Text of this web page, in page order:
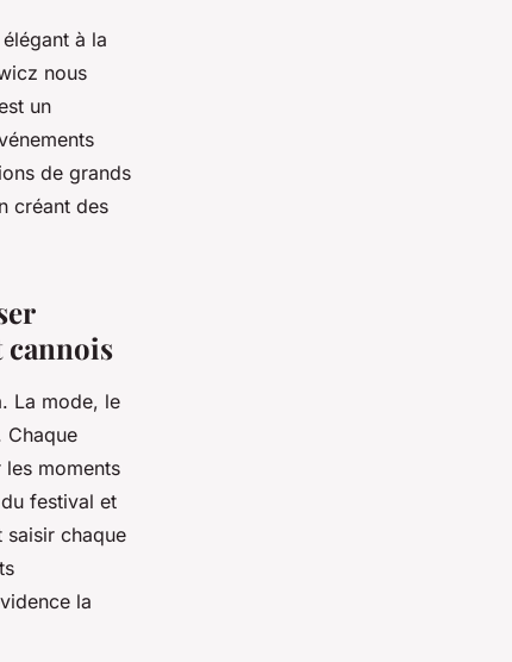
à la
nous
un
de grands
créant des
cannois
La mode, le
Chaque
moments
festival et
saisir chaque
la